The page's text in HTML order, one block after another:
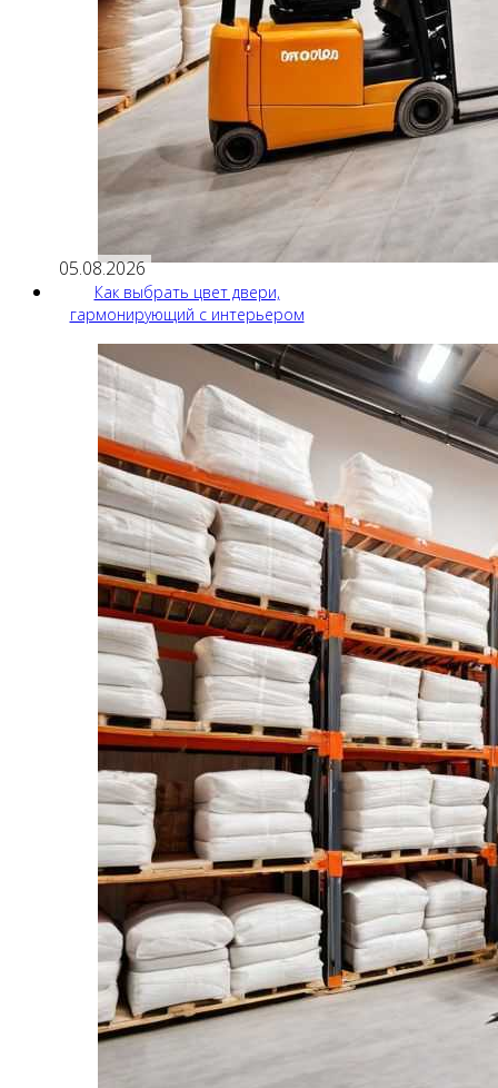
05.08.2026
Как выбрать цвет двери,
гармонирующий с интерьером